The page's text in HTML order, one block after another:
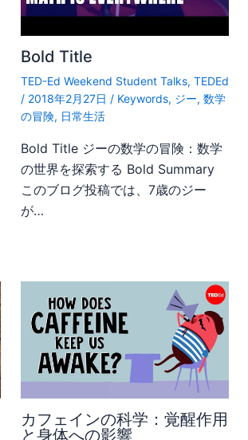
Bold Title
TED-Ed Weekend Student Talks, TEDEd
/ 2018年2月27日 / Keywords, ジー, 数学
の冒険, 日常生活
Bold Title ジーの数学の冒険：数学
の世界を探索する Bold Summary
このブログ投稿では、7歳のジー
が…
カフェインの科学：覚醒作用
と身体への影響